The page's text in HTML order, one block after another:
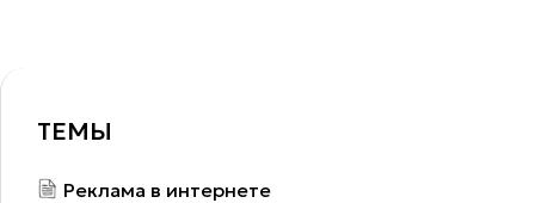
ТЕМЫ
Реклама в интернете